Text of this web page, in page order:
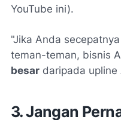
YouTube ini).
"Jika Anda
teman-teman, bisnis
besar daripada upline
3. Jangan